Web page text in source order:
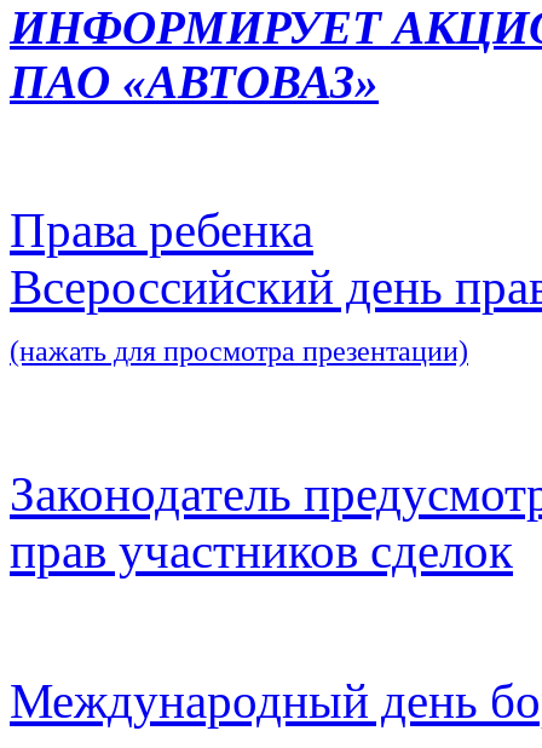
ИНФОРМИРУЕТ
ПАО «АВТОВАЗ»
Права ребенка
Всероссийский день
(нажать для просмотра презентации)
Законодатель
прав участников сделок
Международный день